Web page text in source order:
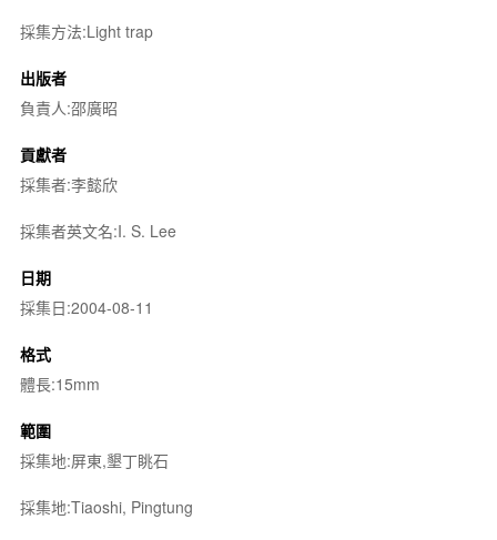
採集方法:Light trap
出版者
負責人:邵廣昭
貢獻者
採集者:李懿欣
採集者英文名:I. S. Lee
日期
採集日:2004-08-11
格式
體長:15mm
範圍
採集地:屏東,墾丁眺石
採集地:Tiaoshi, Pingtung